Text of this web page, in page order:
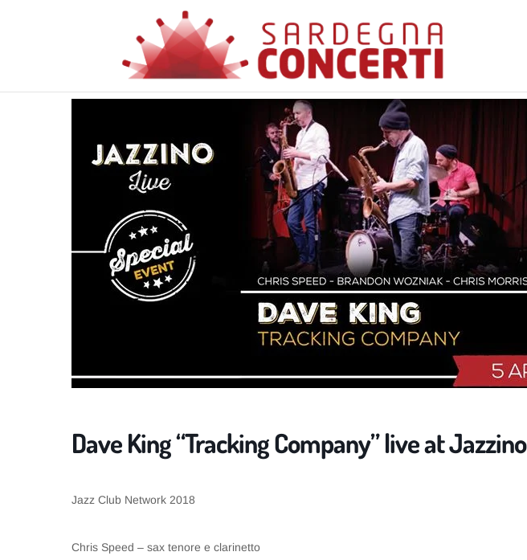
Dave King “Tracking Company” live at Jazzino
Jazz Club Network 2018
Chris Speed – sax tenore e clarinetto